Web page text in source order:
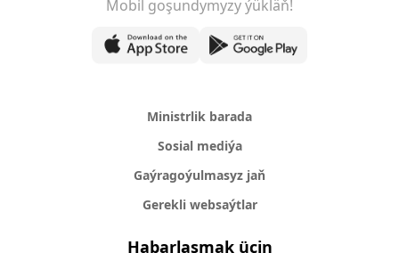
Mobil goşundymyzy ýükläň!
Ministrlik barada
Sosial mediýa
Gaýragoýulmasyz jaň
Gerekli websaýtlar
Habarlaşmak üçin